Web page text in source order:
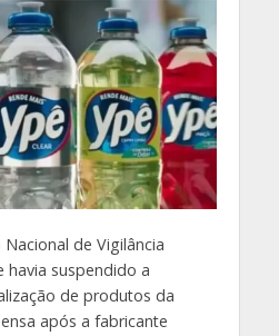
de Vigilância
havia suspendido a
de produtos da
após a fabricante